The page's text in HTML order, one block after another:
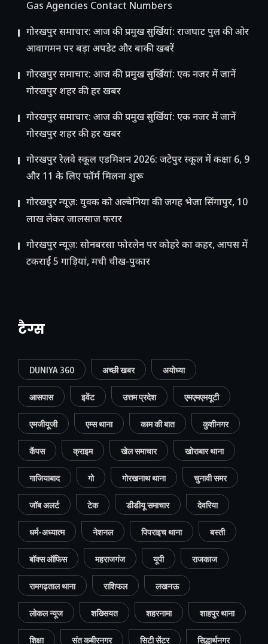
Gas Agencies Contact Numbers
गोरखपुर समाचार: आज की प्रमुख सुर्खियां: राजघाट पुल की ओर
आवागमन पर बड़ा अपडेट और बाकी खबरें
गोरखपुर समाचार: आज की प्रमुख सुर्खियां: एक नजर में जानें
गोरखपुर शहर की हर खबर
गोरखपुर समाचार: आज की प्रमुख सुर्खियां: एक नजर में जानें
गोरखपुर शहर की हर खबर
गोरखपुर रेलवे स्कूल एडमिशन 2026: जटेपुर स्कूल में कक्षा 6, 9
और 11 के लिए फॉर्म मिलना शुरू
गोरखपुर न्यूज़: युवक को अल्बेनिया की जगह भेजा सिंगापुर, 10
लाख लेकर जालसाज फरार
गोरखपुर न्यूज़: सोनबरसा फोरलेन पर कोहरे का कहर, आपस में
टकराईं 5 गाड़ियां, मची चीख-पुकार
टैग्स
DUNIYA 360 अच्छी खबर अयोध्या
आसपास इवेंट उत्तम प्रदेश एमएमएमयूटी
एमजीयूजी एम्स थाना काम की बात कुशीनगर
कैंपस क्राइम खेल समाचार खोराबार थाना
गाजियाबाद गो गोरखनाथ थाना चुनावी समर
जॉब अलर्ट टेक डीडीयू समाचार देवरिया
धर्म-अध्यात्म नेशनल पिपराइच थाना बस्ती
बॉक्स ऑफिस महराजगंज यूपी राजकाज
रामगढ़ताल थाना राशिफल लखनऊ
लोकल न्यूज शख्सियत शहरनामा शाहपुर थाना
शिक्षा संत कबीरनगर सिटी सेंटर सिद्धार्थनगर